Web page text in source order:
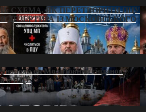
СХЕМА, ЯК ПЕРЕТВОРИТИ ПЦУ
ДЕЗЕРТИРА ІЗ МОСКОВСЬКОГО
як Молитовний сніданок
в ПЦУ